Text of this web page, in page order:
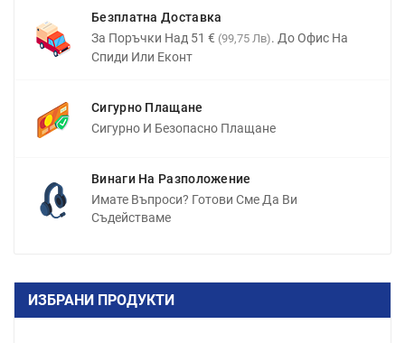
Безплатна Доставка
За Поръчки Над 51 € (99,75 Лв). До Офис На
Спиди Или Еконт
Сигурно Плащане
Сигурно И Безопасно Плащане
Винаги На Разположение
Имате Въпроси? Готови Сме Да Ви
Съдействаме
ИЗБРАНИ ПРОДУКТИ